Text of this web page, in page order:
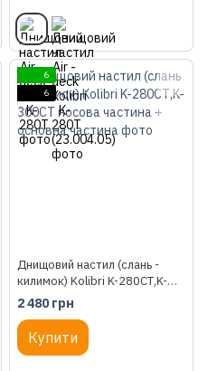
6
6
Днищовий настил (слань -
килимок) Kolibri K-280СТ,K-
300СТ носова частина +
основна частина
2 480 грн
Купити